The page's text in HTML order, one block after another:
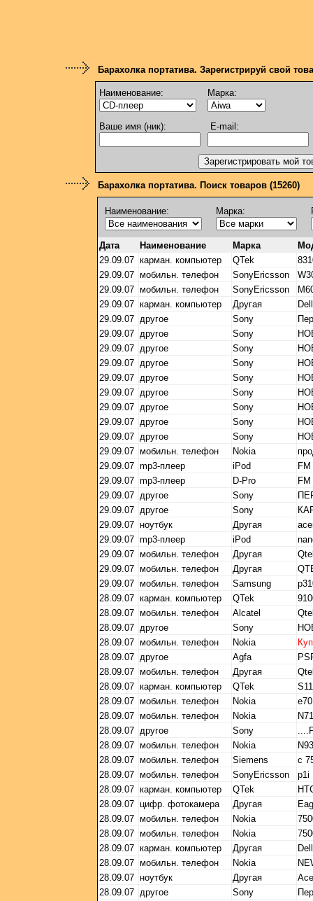
Барахолка портатива. Зарегистрируй свой
Наименование: Марка:
Ваше имя (ник): E-mail:
Барахолка портатива. Поиск товаров (15260)
Наименование: Марка:
Дата Наименование Марка
29.09.07 карман. компьютер QTek
29.09.07 мобильн. телефон SonyEricsson
29.09.07 мобильн. телефон SonyEricsson
29.09.07 карман. компьютер Другая
29.09.07 другое Sony
29.09.07 другое Sony
29.09.07 другое Sony
29.09.07 другое Sony
29.09.07 другое Sony
29.09.07 другое Sony
29.09.07 другое Sony
29.09.07 другое Sony
29.09.07 другое Sony
29.09.07 мобильн. телефон Nokia
29.09.07 mp3-плеер iPod
29.09.07 mp3-плеер D-Pro
29.09.07 другое Sony
29.09.07 другое Sony
29.09.07 ноутбук Другая
29.09.07 mp3-плеер iPod
29.09.07 мобильн. телефон Другая
29.09.07 мобильн. телефон Другая
29.09.07 мобильн. телефон Samsung
28.09.07 карман. компьютер QTek
28.09.07 мобильн. телефон Alcatel
28.09.07 другое Sony
28.09.07 мобильн. телефон Nokia
28.09.07 другое Agfa
28.09.07 мобильн. телефон Другая
28.09.07 карман. компьютер QTek
28.09.07 мобильн. телефон Nokia
e70
28.09.07 мобильн. телефон Nokia
N71
28.09.07 другое Sony
28.09.07 мобильн. телефон Nokia
N93
28.09.07 мобильн. телефон Siemens
c
28.09.07 мобильн. телефон SonyEricsson
p1i
28.09.07 карман. компьютер QTek
28.09.07 цифр. фотокамера Другая
28.09.07 мобильн. телефон Nokia
28.09.07 мобильн. телефон Nokia
28.09.07 карман. компьютер Другая
28.09.07 мобильн. телефон Nokia
28.09.07 ноутбук Другая
28.09.07 другое Sony